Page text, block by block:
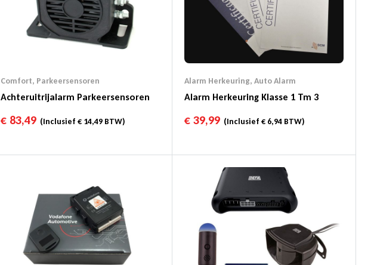
Comfort, Parkeersensoren
Achteruitrijalarm Parkeersensoren
€ 83,49 (Inclusief € 14,49 BTW)
Alarm Herkeuring, Auto Alarm
Alarm Herkeuring Klasse 1 Tm 3
€ 39,99 (Inclusief € 6,94 BTW)